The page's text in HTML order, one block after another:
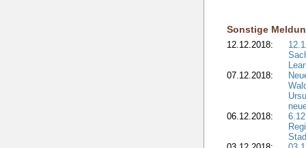
Sonstige
12.12.2018:
07.12.2018:
06.12.2018: